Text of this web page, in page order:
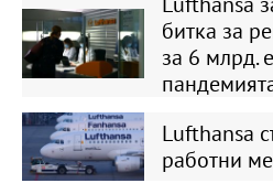
битка за
за 6 млрд.
Lufthansa
работни